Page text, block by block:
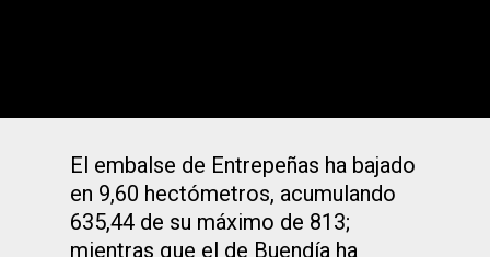
El embalse de Entrepeñas ha bajado
en 9,60 hectómetros, acumulando
635,44 de su máximo de 813;
mientras que el de Buendía ha